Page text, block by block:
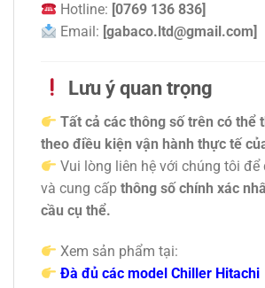
Hotline: [0769 136 836]
Email: [gabaco.ltd@gmail.com]
Lưu ý quan trọng
Tất cả các thông số trên có thể
theo điều kiện vận hành thực tế
Vui lòng liên hệ với chúng tôi
và cung cấp thông số chính xác
cầu cụ thể.
Xem sản phẩm tại:
Đà đủ các model Chiller Hitachi